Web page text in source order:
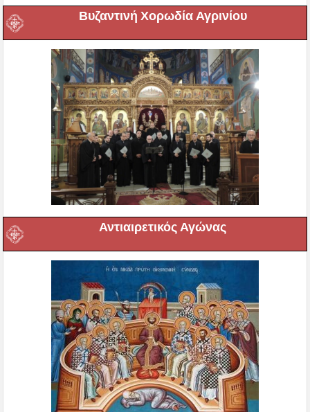
Βυζαντινή Χορωδία Αγρινίου
Αντιαιρετικός Αγώνας